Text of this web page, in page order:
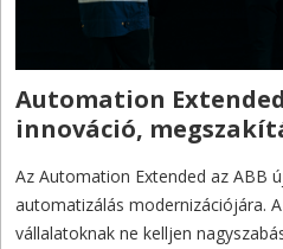
Automation
innováció,
Az Automation Extended az ABB
automatizálás modernizációjára.
vállalatoknak ne kelljen